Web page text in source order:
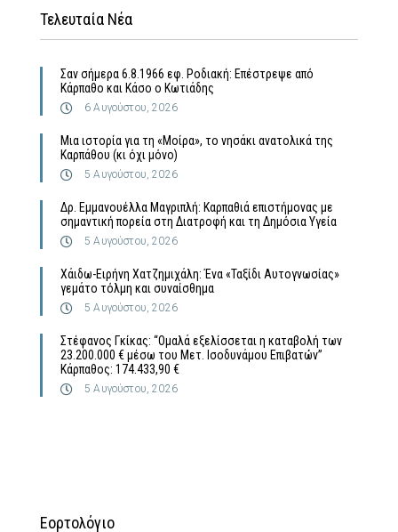
Τελευταία Νέα
Σαν σήμερα 6.8.1966 εφ. Ροδιακή: Επέστρεψε από
Κάρπαθο και Κάσο ο Κωτιάδης
6 Αυγούστου, 2026
Μια ιστορία για τη «Μοίρα», το νησάκι ανατολικά της
Καρπάθου (κι όχι μόνο)
5 Αυγούστου, 2026
Δρ. Εμμανουέλλα Μαγριπλή: Καρπαθιά επιστήμονας με
σημαντική πορεία στη Διατροφή και τη Δημόσια Υγεία
5 Αυγούστου, 2026
Χάιδω-Ειρήνη Χατζημιχάλη: Ένα «Ταξίδι Αυτογνωσίας»
γεμάτο τόλμη και συναίσθημα
5 Αυγούστου, 2026
Στέφανος Γκίκας: “Ομαλά εξελίσσεται η καταβολή των
23.200.000 € μέσω του Μετ. Ισοδυνάμου Επιβατών”
Κάρπαθος: 174.433,90 €
5 Αυγούστου, 2026
Εορτολόγιο